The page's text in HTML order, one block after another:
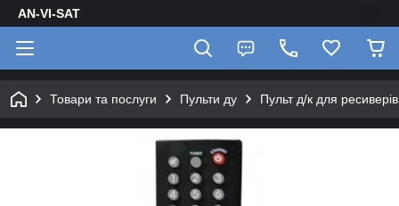
AN-VI-SAT
Товари та послуги Пульти ду Пульт д/к для